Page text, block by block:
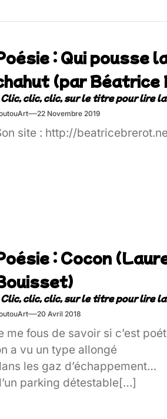
: Qui pousse
(par Béatrice
22 Novembre 2019
site : http://
: Cocon
20 Avril 2018
me fous de savoir si c’est
a vu un type allongé
les gaz d’échappement
parking détestable[…]